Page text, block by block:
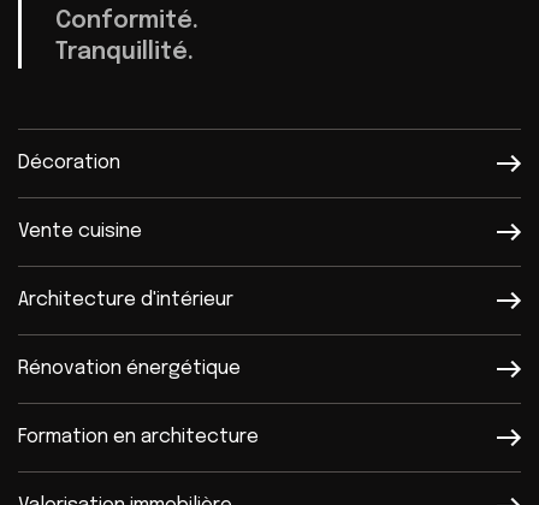
Conformité.
Tranquillité.
Décoration
Vente cuisine
Architecture d'intérieur
Rénovation énergétique
Formation en architecture